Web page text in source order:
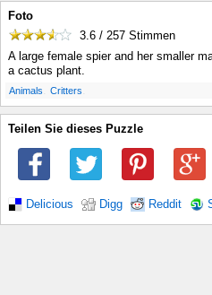
Foto
3.6 / 257 Stimmen
A large female spier and her smaller
a cactus plant.
Animals Critters
Teilen Sie dieses Puzzle
Delicious Digg Reddit